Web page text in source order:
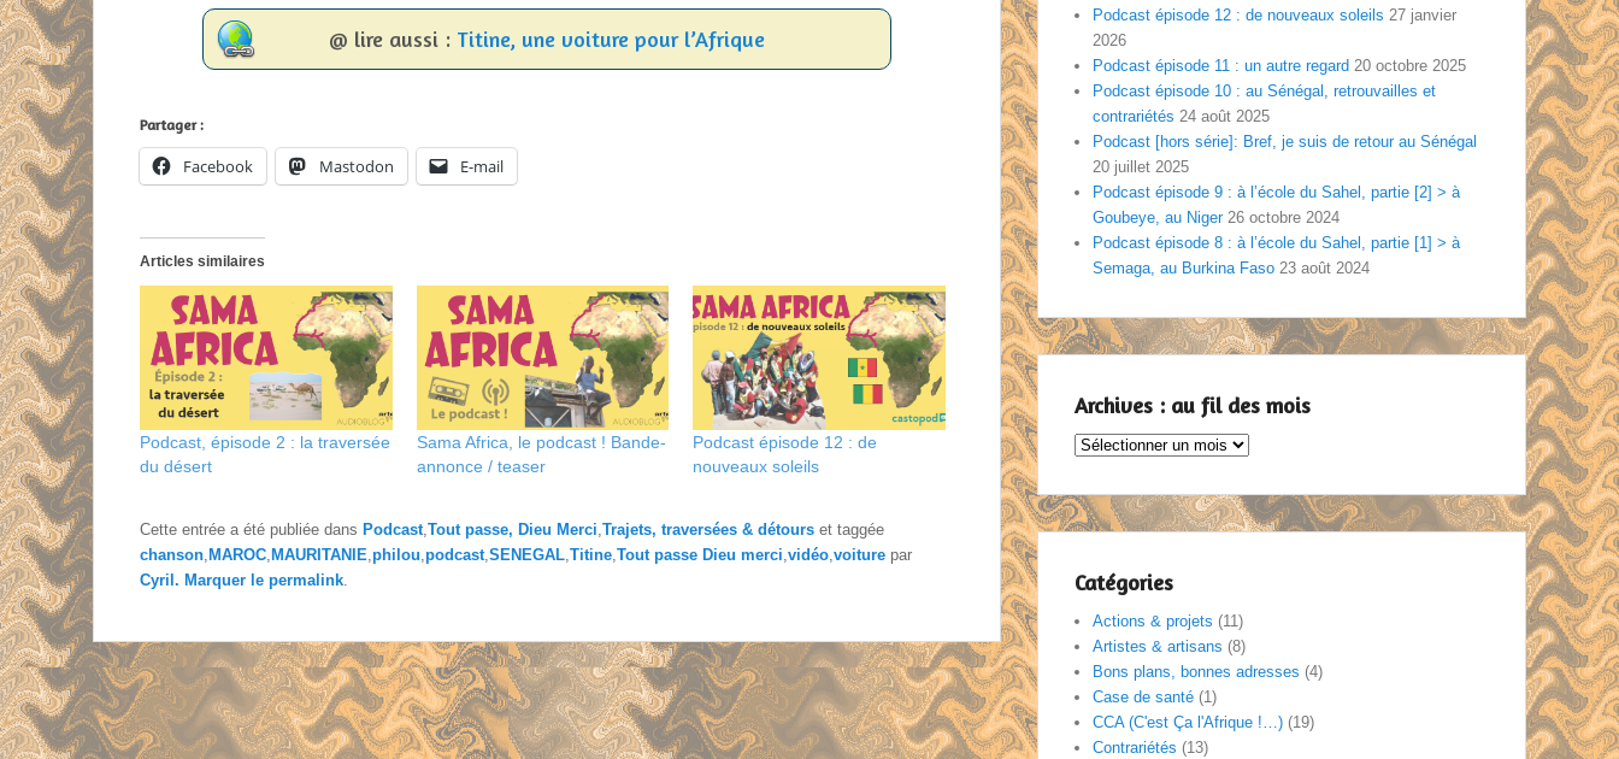
@ lire aussi : Titine, une voiture pour l’Afrique
Partager :
Facebook Mastodon E-mail
Articles similaires
Podcast, épisode 2 : la traversée
du désert
Sama Africa, le podcast ! Bande-
annonce / teaser
Podcast épisode 12 : de
nouveaux soleils
Cette entrée a été publiée dans Podcast Tout passe, Dieu Merci Trajets, traversées & détours et taggée
chanson MAROC MAURITANIE philou podcast SENEGAL Titine Tout passe Dieu merci vidéo voiture par
Cyril . Marquer le permalink
Podcast épisode 12 : de nouveaux soleils 27 janvier
2026
Podcast épisode 11 : un autre regard 20 octobre 2025
Podcast épisode 10 : au Sénégal, retrouvailles et
contrariétés 24 août 2025
Podcast [hors série]: Bref, je suis de retour au Sénégal
20 juillet 2025
Podcast épisode 9 : à l’école du Sahel, partie [2] > à
Goubeye, au Niger 26 octobre 2024
Podcast épisode 8 : à l’école du Sahel, partie [1] > à
Semaga, au Burkina Faso 23 août 2024
Archives : au fil des mois
Archives
au
fil
mois
Catégories
Actions & projets (11)
Artistes & artisans (8)
Bons plans, bonnes adresses (4)
Case de santé (1)
CCA (C'est Ça l'Afrique !…) (19)
Contrariétés (13)